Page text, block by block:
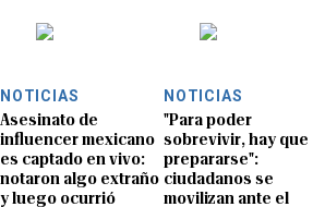
NOTICIAS
Asesinato de
influencer mexicano
es captado en vivo:
notaron algo extraño
y luego ocurrió
NOTICIAS
"Para poder
sobrevivir, hay que
prepararse":
ciudadanos se
movilizan ante el